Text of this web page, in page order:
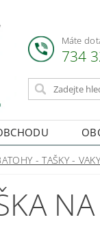
Máte
734
- TAŠKY -